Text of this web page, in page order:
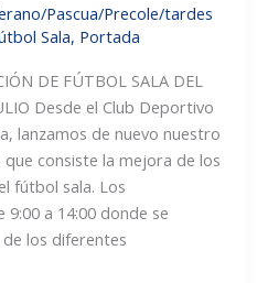
Pascua/Precole/tardes
Sala, Portada
DE FÚTBOL SALA DEL
Desde el Club Deportivo
lanzamos de nuevo nuestro
consiste la mejora de los
fútbol sala. Los
a 14:00 donde se
los diferentes